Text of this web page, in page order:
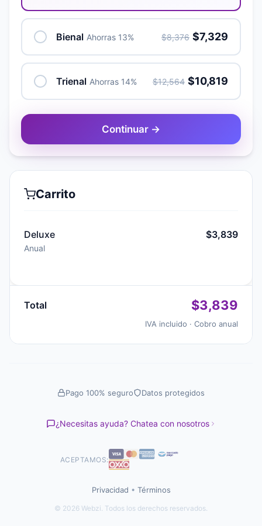
Bienal Ahorras 13% $8,376 $7,329
Trienal Ahorras 14% $12,564 $10,819
Continuar →
Carrito
Deluxe
Anual
$3,839
Total $3,839
IVA incluido · Cobro anual
Pago 100% seguro Datos protegidos
¿Necesitas ayuda? Chatea con nosotros
ACEPTAMOS:
Privacidad • Términos
© 2026 Webzi. Todos los derechos reservados.